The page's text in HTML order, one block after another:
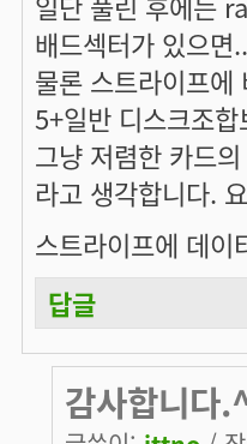
배드섹터가 있으면
물론 스트라이프에
5+일반 디스크조합
그냥 저렴한 카드
라고 생각합니다.
스트라이프에 데
답글
감사합니다